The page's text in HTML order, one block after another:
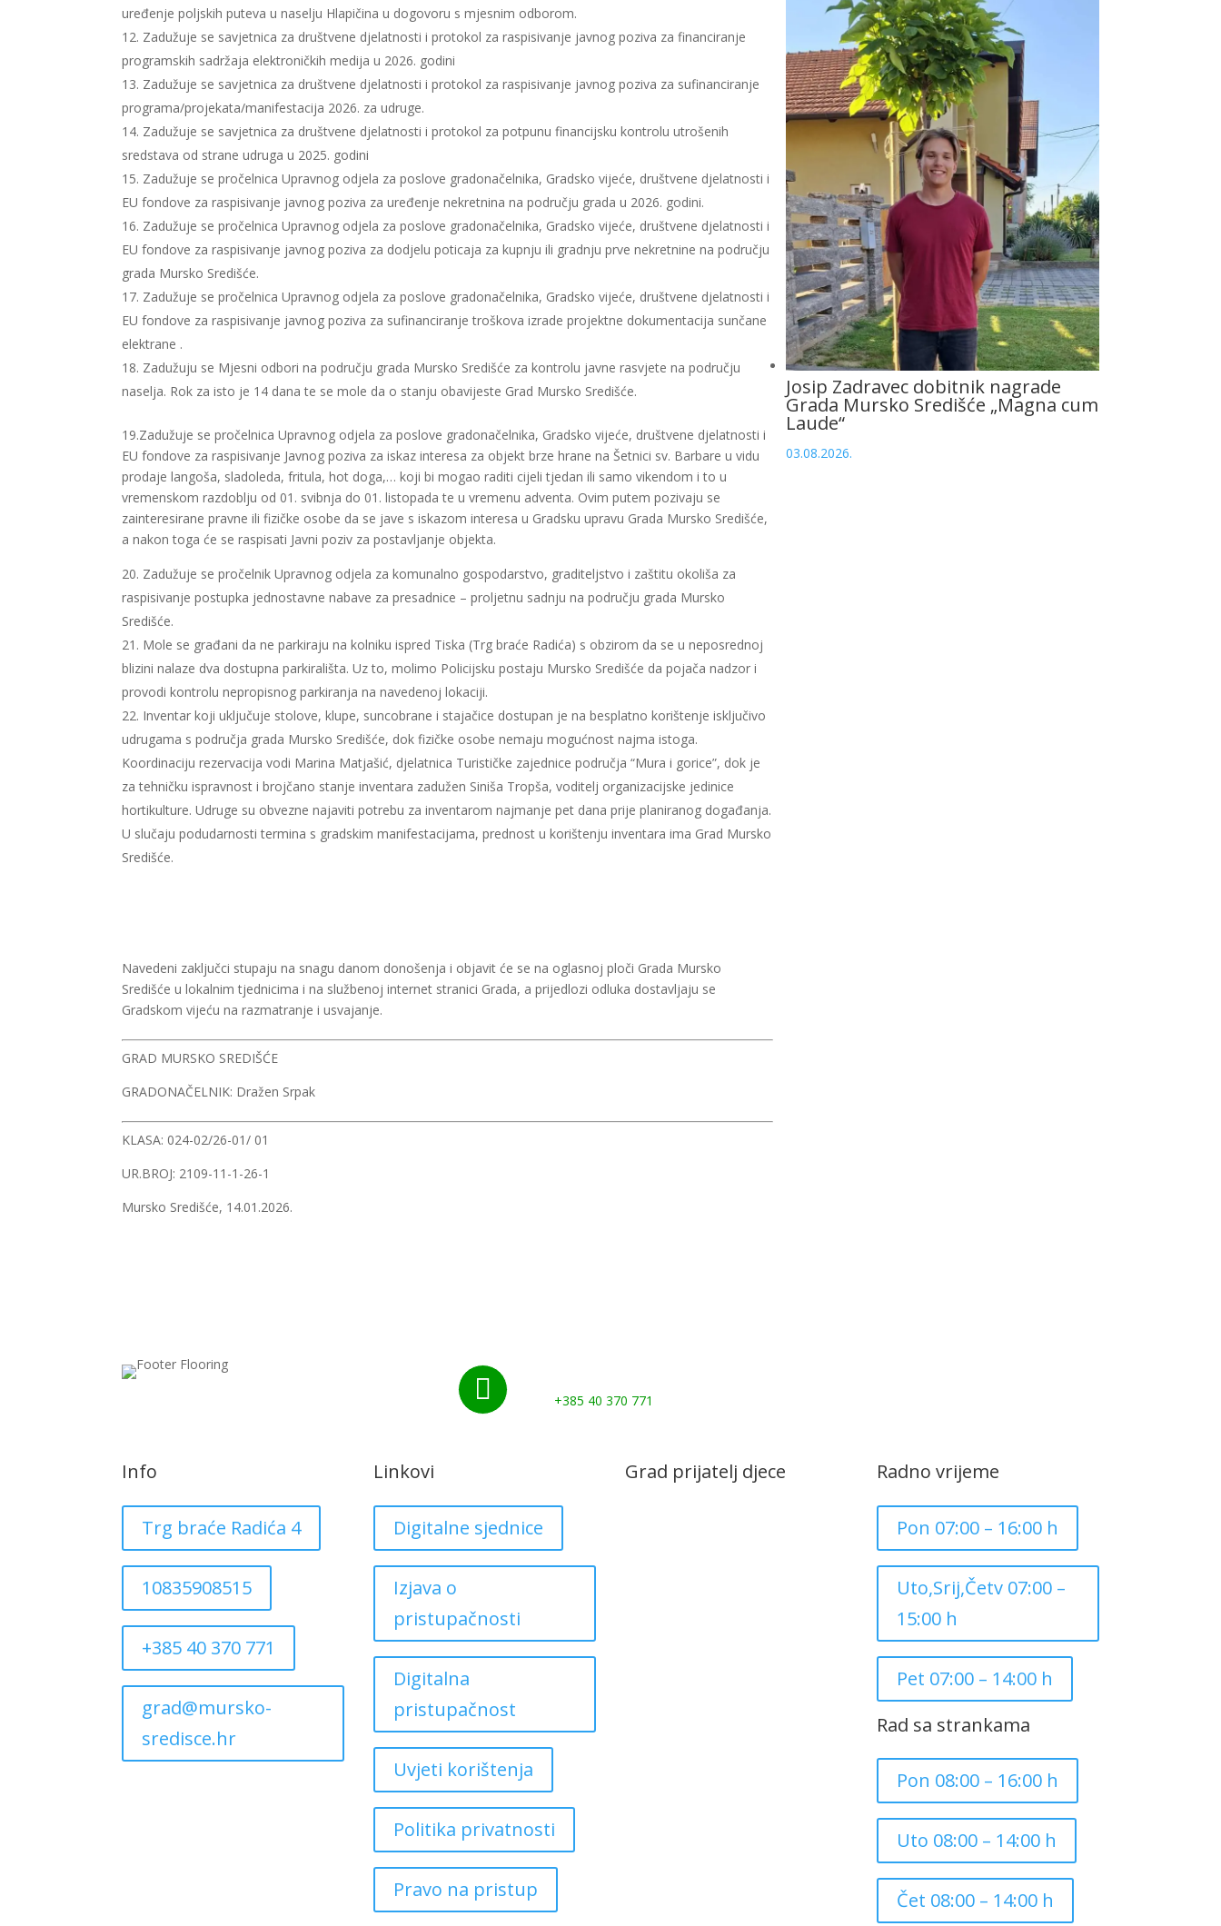
uređenje poljskih puteva u naselju Hlapičina u dogovoru s mjesnim odborom.
Zadužuje se savjetnica za društvene djelatnosti i protokol za raspisivanje javnog poziva za financiranje
programskih sadržaja elektroničkih medija u 2026. godini
Zadužuje se savjetnica za društvene djelatnosti i protokol za raspisivanje javnog poziva za sufinanciranje
programa/projekata/manifestacija 2026. za udruge.
Zadužuje se savjetnica za društvene djelatnosti i protokol za potpunu financijsku kontrolu utrošenih
sredstava od strane udruga u 2025. godini
Zadužuje se pročelnica Upravnog odjela za poslove gradonačelnika, Gradsko vijeće, društvene djelatnosti i
EU fondove za raspisivanje javnog poziva za uređenje nekretnina na području grada u 2026. godini.
Zadužuje se pročelnica Upravnog odjela za poslove gradonačelnika, Gradsko vijeće, društvene djelatnosti i
EU fondove za raspisivanje javnog poziva za dodjelu poticaja za kupnju ili gradnju prve nekretnine na području
grada Mursko Središće.
Zadužuje se pročelnica Upravnog odjela za poslove gradonačelnika, Gradsko vijeće, društvene djelatnosti i
EU fondove za raspisivanje javnog poziva za sufinanciranje troškova izrade projektne dokumentacija sunčane
elektrane .
Zadužuju se Mjesni odbori na području grada Mursko Središće za kontrolu javne rasvjete na području
naselja. Rok za isto je 14 dana te se mole da o stanju obavijeste Grad Mursko Središće.
19.Zadužuje se pročelnica Upravnog odjela za poslove gradonačelnika, Gradsko vijeće, društvene djelatnosti i
EU fondove za raspisivanje Javnog poziva za iskaz interesa za objekt brze hrane na Šetnici sv. Barbare u vidu
prodaje langoša, sladoleda, fritula, hot doga,… koji bi mogao raditi cijeli tjedan ili samo vikendom i to u
vremenskom razdoblju od 01. svibnja do 01. listopada te u vremenu adventa. Ovim putem pozivaju se
zainteresirane pravne ili fizičke osobe da se jave s iskazom interesa u Gradsku upravu Grada Mursko Središće,
a nakon toga će se raspisati Javni poziv za postavljanje objekta.
Zadužuje se pročelnik Upravnog odjela za komunalno gospodarstvo, graditeljstvo i zaštitu okoliša za
raspisivanje postupka jednostavne nabave za presadnice – proljetnu sadnju na području grada Mursko
Središće.
Mole se građani da ne parkiraju na kolniku ispred Tiska (Trg braće Radića) s obzirom da se u neposrednoj
blizini nalaze dva dostupna parkirališta. Uz to, molimo Policijsku postaju Mursko Središće da pojača nadzor i
provodi kontrolu nepropisnog parkiranja na navedenoj lokaciji.
Inventar koji uključuje stolove, klupe, suncobrane i stajačice dostupan je na besplatno korištenje isključivo
udrugama s područja grada Mursko Središće, dok fizičke osobe nemaju mogućnost najma istoga.
Koordinaciju rezervacija vodi Marina Matjašić, djelatnica Turističke zajednice područja “Mura i gorice”, dok je
za tehničku ispravnost i brojčano stanje inventara zadužen Siniša Tropša, voditelj organizacijske jedinice
hortikulture. Udruge su obvezne najaviti potrebu za inventarom najmanje pet dana prije planiranog događanja.
U slučaju podudarnosti termina s gradskim manifestacijama, prednost u korištenju inventara ima Grad Mursko
Središće.
Navedeni zaključci stupaju na snagu danom donošenja i objavit će se na oglasnoj ploči Grada Mursko
Središće u lokalnim tjednicima i na službenoj internet stranici Grada, a prijedlozi odluka dostavljaju se
Gradskom vijeću na razmatranje i usvajanje.
GRAD MURSKO SREDIŠĆE
GRADONAČELNIK: Dražen Srpak
KLASA: 024-02/26-01/ 01
UR.BROJ: 2109-11-1-26-1
Mursko Središće, 14.01.2026.
Josip Zadravec dobitnik nagrade
Grada Mursko Središće „Magna cum
Laude“
03.08.2026.
 +385 40 370 771
Info
Trg braće Radića 4
10835908515
+385 40 370 771
grad@mursko-
sredisce.hr
Linkovi
Digitalne sjednice
Izjava o
pristupačnosti
Digitalna
pristupačnost
Uvjeti korištenja
Politika privatnosti
Pravo na pristup
Grad prijatelj djece Radno vrijeme
Pon 07:00 – 16:00 h
Uto,Srij,Četv 07:00 –
15:00 h
Pet 07:00 – 14:00 h
Rad sa strankama
Pon 08:00 – 16:00 h
Uto 08:00 – 14:00 h
Čet 08:00 – 14:00 h